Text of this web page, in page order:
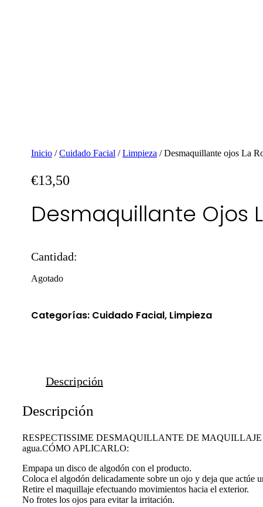
Inicio /Cuidado Facial /Limpieza / Desmaquillante ojos La
€13,50
Desmaquillante Ojos
Cantidad:
Agotado
Categorías: Cuidado Facial, Limpieza
Descripción
Descripción
RESPECTISSIME DESMAQUILLANTE DE MAQUILLAJE
agua.CÓMO APLICARLO:
Empapa un disco de algodón con el producto.
Coloca el algodón delicadamente sobre un ojo y deja que actúe
Retire el maquillaje efectuando movimientos hacia el exterior.
No frotes los ojos para evitar la irritación.